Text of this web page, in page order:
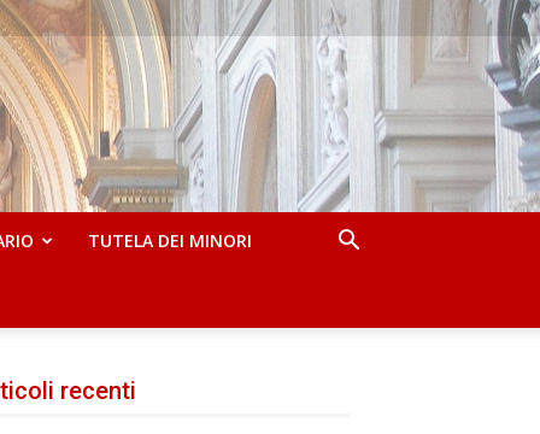
TUTELA DEI MINORI
recenti